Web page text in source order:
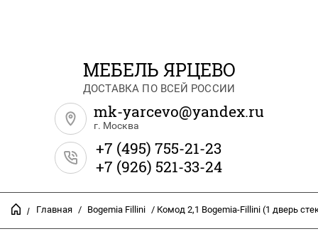
МЕБЕЛЬ ЯРЦЕВО
ДОСТАВКА ПО ВСЕЙ РОССИИ
mk-yarcevo@yandex.ru
г. Москва
+7 (495) 755-21-23
+7 (926) 521-33-24
/ Главная / Bogemia Fillini / Комод 2,1 Bogemia-Fillini (1 дверь